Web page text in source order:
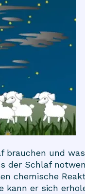
und
der Schlaf
chemische
kann er sich